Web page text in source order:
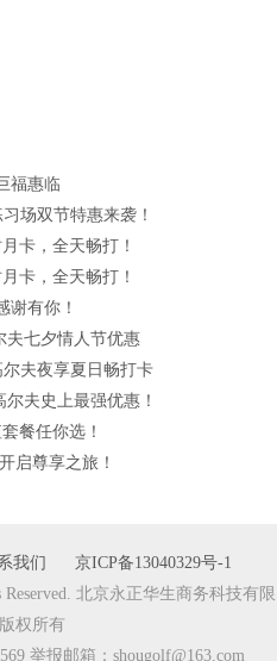
福惠临
场双节特惠来袭！
卡，全天畅打！
卡，全天畅打！
谢有你！
夫七夕情人节优惠
夫夜享夏日畅打卡
夫史上最强优惠！
餐任你选！
启尊享之旅！
我们
京ICP备13040329号-1
北京永正华生商务科技有限
权所有
举报邮箱：shougolf@163.com